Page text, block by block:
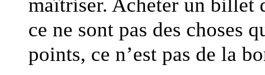
ce ne sont pas des choses
points, ce n’est pas de la